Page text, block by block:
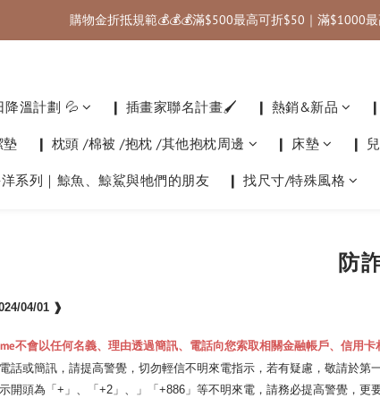
🚚 國內滿千免運｜國內限定優惠碼：
購物金折抵規範💰💰💰滿$500最高可折$50｜滿$1000
降溫計劃 💦 ❙ 插畫家聯名計畫🖌️ ❙ 熱銷&新品
墊 ❙ 枕頭 /棉被 /抱枕 /其他抱枕周邊 ❙ 床墊 ❙
系列｜鯨魚、鯨鯊與牠們的朋友 ❙ 找尺寸/特殊風格
防
04/01 ❱
不會以任何名義、理由透過簡訊、電話向您索取相關金融帳戶、信用
話或簡訊，請提高警覺，切勿輕信不明來電指示，若有疑慮，敬請於第
開頭為「+」、「+2」、」「+886」等不明來電，請務必提高警覺，